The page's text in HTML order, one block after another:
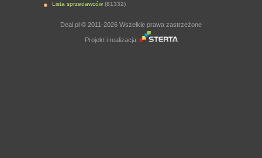
Lista sprzedawców (81332)
Deal.pl © 2011-2026 Wszelkie prawa zastrzeżone
Projekt i realizacja: